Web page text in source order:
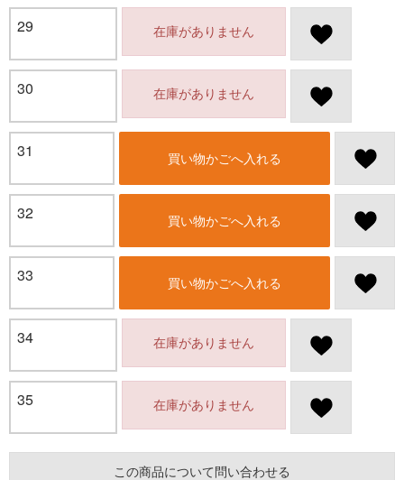
29 在庫がありません
30 在庫がありません
31 買い物かごへ入れる
32 買い物かごへ入れる
33 買い物かごへ入れる
34 在庫がありません
35 在庫がありません
この商品について問い合わせる